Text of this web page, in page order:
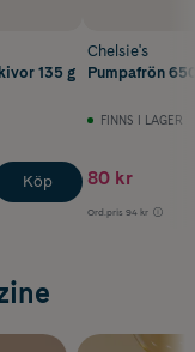
135 g
Köp
Chelsie's
Pumpafrön
FINNS I LAGER
80 kr
Ord.pris 94 kr